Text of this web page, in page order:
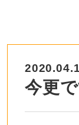
今更